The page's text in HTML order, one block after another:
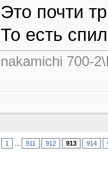
Это почти
То есть
nakamichi 700-
1 911 912 913 914